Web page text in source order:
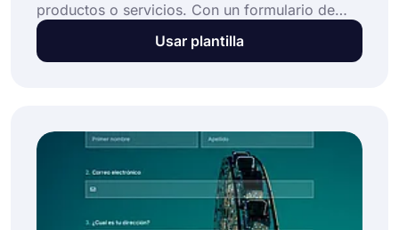
productos o servicios. Con un formulario de
pedido de productos en línea, puede enumerar
sus artículos, agregar sus fotos y permitir
pedido sea fácil para todos.
Usar plantilla